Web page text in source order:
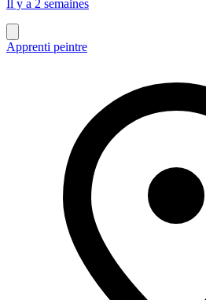
Il y a 2 semaines
Apprenti peintre